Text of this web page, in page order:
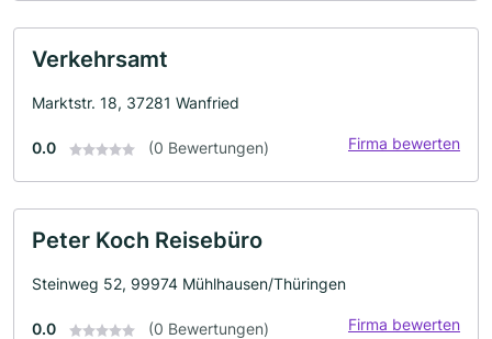
Verkehrsamt
Marktstr. 18, 37281 Wanfried
0.0 (0 Bewertungen) Firma bewerten
Peter Koch Reisebüro
Steinweg 52, 99974 Mühlhausen/Thüringen
0.0 (0 Bewertungen) Firma bewerten